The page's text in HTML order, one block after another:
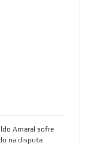
Amaral sofre
na disputa